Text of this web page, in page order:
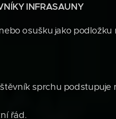
INFRASAUNY
osušku jako podložku
sprchu podstupuje
řád.